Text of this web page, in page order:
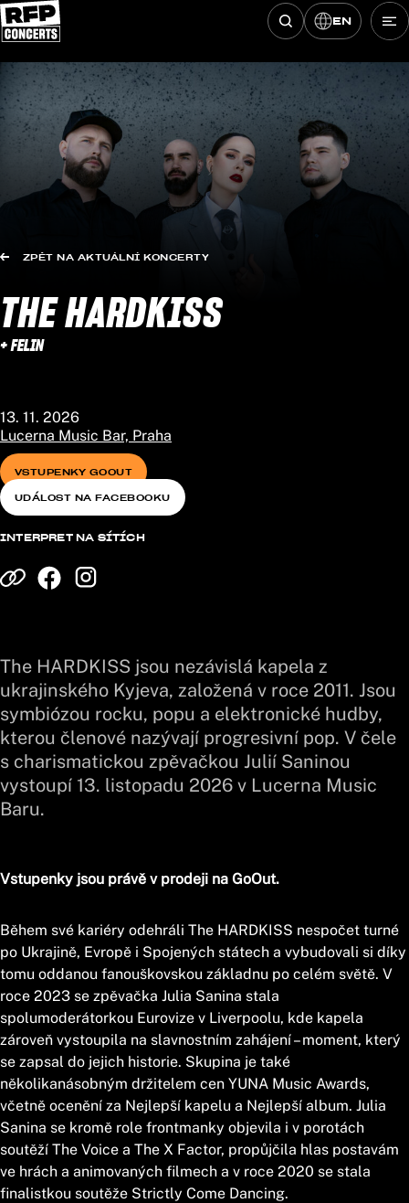
Přeskočit na obsah
Hledat koncerty
EN
ZPĚT NA AKTUÁLNÍ KONCERTY
THE HARDKISS
+ FELIN
13. 11. 2026
Lucerna Music Bar, Praha
VSTUPENKY GOOUT
UDÁLOST NA FACEBOOKU
INTERPRET NA SÍTÍCH
The HARDKISS jsou nezávislá kapela z
ukrajinského Kyjeva, založená v roce 2011. Jsou
symbiózou rocku, popu a elektronické hudby,
kterou členové nazývají progresivní pop. V čele
s charismatickou zpěvačkou Julií Saninou
vystoupí 13. listopadu 2026 v Lucerna Music
Baru.
Vstupenky jsou právě v prodeji na GoOut.
Během své kariéry odehráli The HARDKISS nespočet turné
po Ukrajině, Evropě i Spojených státech a vybudovali si díky
tomu oddanou fanouškovskou základnu po celém světě. V
roce 2023 se zpěvačka Julia Sanina stala
spolumoderátorkou Eurovize v Liverpoolu, kde kapela
zároveň vystoupila na slavnostním zahájení – moment, který
se zapsal do jejich historie. Skupina je také
několikanásobným držitelem cen YUNA Music Awards,
včetně ocenění za Nejlepší kapelu a Nejlepší album. Julia
Sanina se kromě role frontmanky objevila i v porotách
soutěží The Voice a The X Factor, propůjčila hlas postavám
ve hrách a animovaných filmech a v roce 2020 se stala
finalistkou soutěže Strictly Come Dancing.